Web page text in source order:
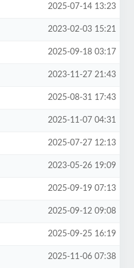
2025-07-14 13:23
2023-02-03 15:21
2025-09-18 03:17
2023-11-27 21:43
2025-08-31 17:43
2025-11-07 04:31
2025-07-27 12:13
2023-05-26 19:09
2025-09-19 07:13
2025-09-12 09:08
2025-09-25 16:19
2025-11-06 07:38